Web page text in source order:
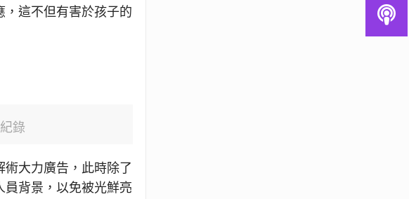
這不但有害於孩子的
錄
大力廣告，此時除了
背景，以免被光鮮亮